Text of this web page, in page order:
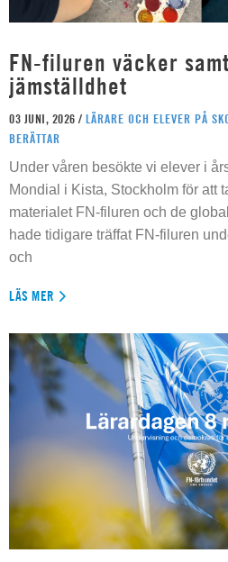
FN-filuren väcker
jämställdhet
03 JUNI, 2026 / LÄRARE OCH ELEVER PÅ
BERÄTTAR
Under våren besökte vi elever i
Mondial i Kista, Stockholm för att
materialet FN-filuren och de
hade tidigare träffat FN-filuren
och
LÄS MER